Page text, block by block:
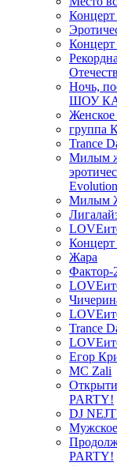
Концерт
Ночь,
ШОУ
Женское
группа
Trance
Милым
Милым
Жара
Фактор-
Trance
Егор
MC Zali
PARTY!
DJ
PARTY!